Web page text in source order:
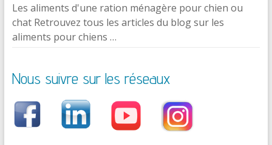
Les aliments d'une ration ménagère pour chien ou
chat Retrouvez tous les articles du blog sur les
aliments pour chiens …
Nous suivre sur les réseaux